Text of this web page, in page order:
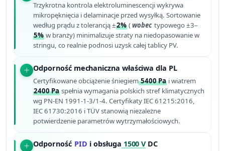
Trzykrotna kontrola elektroluminescencji wykrywa
mikropęknięcia i delaminacje przed wysyłką. Sortowanie
według prądu z tolerancją ±2% (wobec typowego ±3–
5% w branży) minimalizuje straty na niedopasowanie w
stringu, co realnie podnosi uzysk całej tablicy PV.
Odporność mechaniczna właściwa dla PL
Certyfikowane obciążenie śniegiem5400 Pa i wiatrem
2400 Pa spełnia wymagania polskich stref klimatycznych
wg PN-EN 1991-1-3/1-4. Certyfikaty IEC 61215:2016,
IEC 61730:2016 i TÜV stanowią niezależne
potwierdzenie parametrów wytrzymałościowych.
Odporność PID i obsługa 1500 VDC